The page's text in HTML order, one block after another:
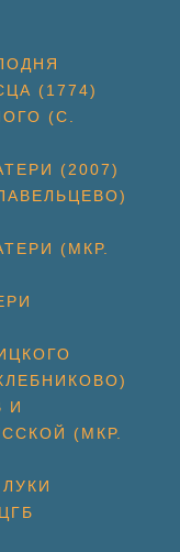
(1774)
(С.
(2007)
(МКР.
И
(МКР.